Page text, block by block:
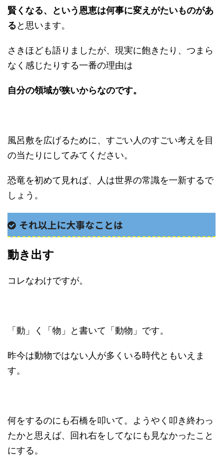
賢くなる、という恩恵は何事に変えがたいものがあ
ると思います。
さきほども語りましたが、現実に飽きたり、つまら
なく感じたりする一番の理由は
自分の領域が狭いからなのです。
風呂敷を広げるために、すごい人のすごい考えを目
の当たりにしてみてください。
恐竜を初めて見れば、人は世界の常識を一新するで
しょう。
それ以上に大事なことは
動き出す
コレなわけですが。
「動」く「物」と書いて「動物」です。
昨今は動物ではない人が多くいる時代ともいえま
す。
何をするのにも石橋を叩いて。ようやく叩き終わっ
たかと思えば、回れ右をしてなにも見なかったこと
にする。